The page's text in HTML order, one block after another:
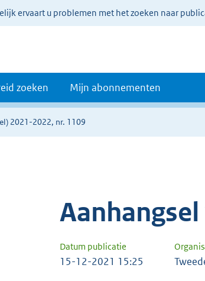
ervaart u problemen met het zoeken naar
zoeken Mijn abonnementen
2021-2022, nr. 1109
Datum publicatie
15-12-2021 15:25